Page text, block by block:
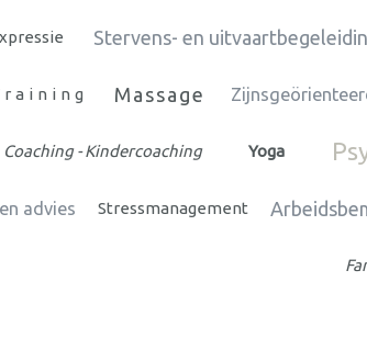
Stervens- en
Massage
Coaching - Kindercoaching Yoga
advies Stressmanagement